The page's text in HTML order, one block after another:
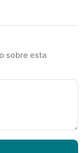
sobre esta